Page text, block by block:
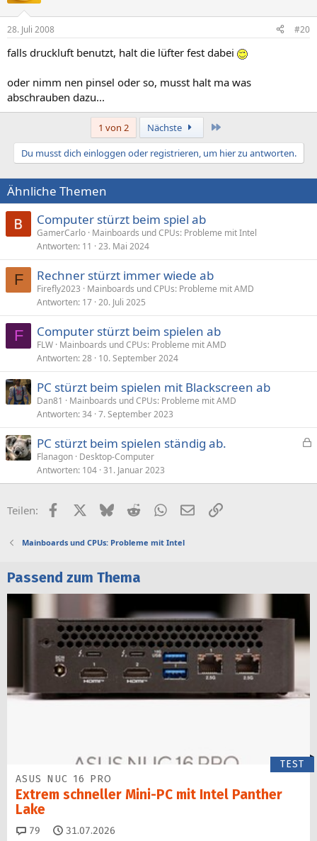
28. Juli 2008 #20
falls druckluft benutzt, halt die lüfter fest dabei
oder nimm nen pinsel oder so, musst halt ma was
abschrauben dazu...
1 von 2 Nächste
Du musst dich einloggen oder registrieren, um hier zu antworten.
Ähnliche Themen
Computer stürzt beim spiel ab
GamerCarlo Mainboards und CPUs: Probleme mit Intel
Antworten 11 23. Mai 2024
F Rechner stürzt immer wiede ab
Firefly2023
Mainboards und CPUs: Probleme mit AMD
Antworten 17 20. Juli 2025
F Computer stürzt beim spielen ab
FLW Mainboards und CPUs: Probleme mit AMD
Antworten 28 10. September 2024
PC stürzt beim spielen mit Blackscreen ab
Dan81
Mainboards und CPUs: Probleme mit AMD
Antworten 34 7. September 2023
p
PC stürzt beim spielen ständig ab.
Flanagon Desktop-Computer
Antworten 104 31. Januar 2023
Teilen: FacebookX (Twitter)
BlueskyRedditWhatsApp
E-MailLink
Mainboards und CPUs: Probleme mit Intel
Passend zum Thema
TEST
ASUS NUC 16 PRO
Extrem schneller Mini-PC mit Intel Panther
Lake
79 Kommentare
31.07.2026